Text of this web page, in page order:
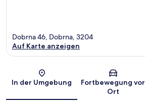
Karte
Dobrna 46, Dobrna, 3204
Auf Karte anzeigen
In der Umgebung
Fortbewegung vor
Ort